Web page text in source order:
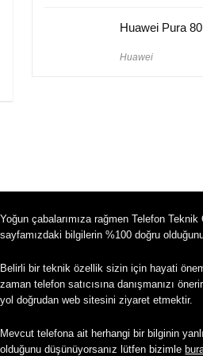
Huawei Pura 80
Huawei
Yoğun çabalarımıza rağmen Telefon Teknik
sayfamızdaki bilgilerin %100 doğru
Belirli bir teknik özellik sizin için hayati
zaman telefon satıcısına danışmanızı
yol doğrudan web sitesini ziyaret etmektir.
Mevcut telefona ait herhangi bir bilginin
olduğunu düşünüyorsanız lütfen bizimle